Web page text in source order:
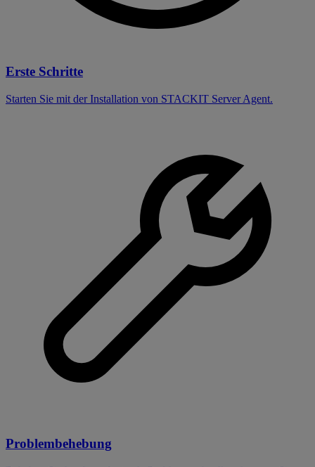
Erste Schritte
Starten Sie mit der Installation von STACKIT Server Agent.
Problembehebung